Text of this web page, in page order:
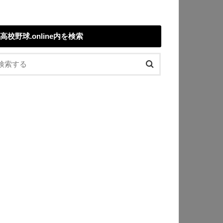
高校野球.online内を検索